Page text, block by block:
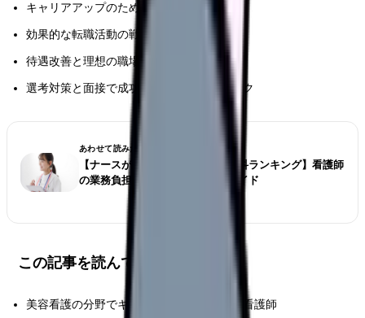
キャリアアップのための具体的な実践方法
効果的な転職活動の戦略的アプローチ
待遇改善と理想の職場環境の選び方
選考対策と面接で成功するためのテクニック
あわせて読みたい
【ナースが選ぶ仕事が大変な診療科ランキング】看護師
の業務負担とストレス対策完全ガイド
この記事を読んでほしい人
美容看護の分野でキャリアアップを目指す看護師